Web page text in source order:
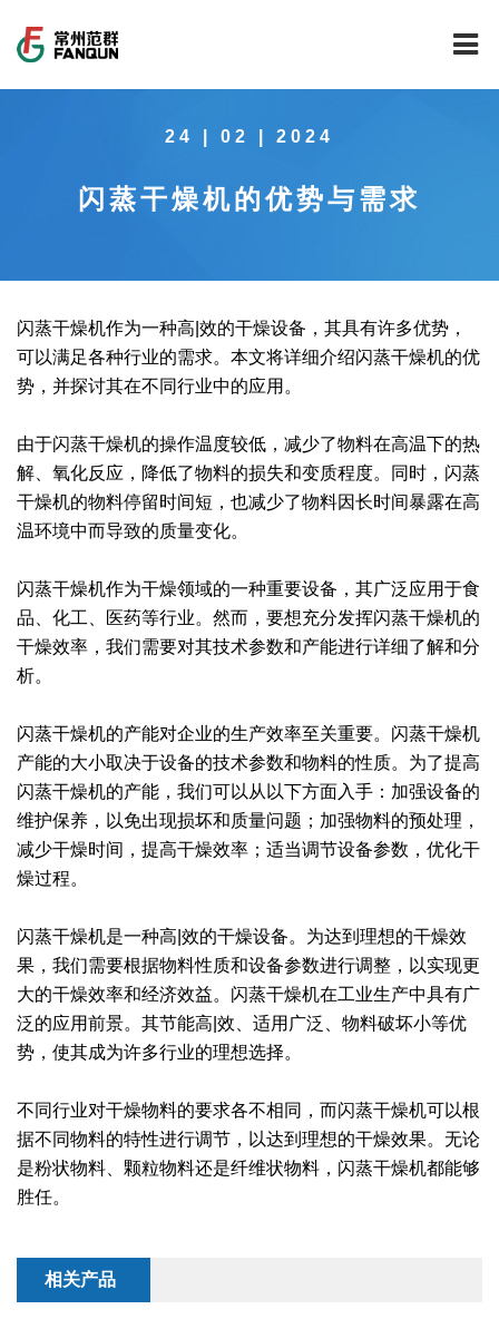
公司介绍
公司荣誉
范群文化
干燥设备
载体催化剂全自动生产线系列
回转圆筒干燥焙烧系列
喷雾干燥机系列
带式干燥焙烧系列
真空干燥系列
圆盘干燥机系列
载体干燥系列
滚筒干燥系列
沸腾干燥系列
管束干燥系列
干燥配套装置
新能源新材料行业
制药行业
环保行业
化工行业
技术中心
工程实验室
质量监督技术中心
新闻中心
行业新闻
技术专栏
常见问题
社会责任
全球契约组织成员
公共责任
节能环保
社会责任报告
社会责任
绿色发展
绿色工厂
绿色供应链
人才招聘
联系我们
联系我们
24 | 02 | 2024
闪蒸干燥机的优势与需求
闪蒸干燥机作为一种高|效的干燥设备，其具有许多优势，
可以满足各种行业的需求。本文将详细介绍闪蒸干燥机的优
势，并探讨其在不同行业中的应用。
由于闪蒸干燥机的操作温度较低，减少了物料在高温下的热
解、氧化反应，降低了物料的损失和变质程度。同时，闪蒸
干燥机的物料停留时间短，也减少了物料因长时间暴露在高
温环境中而导致的质量变化。
闪蒸干燥机作为干燥领域的一种重要设备，其广泛应用于食
品、化工、医药等行业。然而，要想充分发挥闪蒸干燥机的
干燥效率，我们需要对其技术参数和产能进行详细了解和分
析。
闪蒸干燥机的产能对企业的生产效率至关重要。闪蒸干燥机
产能的大小取决于设备的技术参数和物料的性质。为了提高
闪蒸干燥机的产能，我们可以从以下方面入手：加强设备的
维护保养，以免出现损坏和质量问题；加强物料的预处理，
减少干燥时间，提高干燥效率；适当调节设备参数，优化干
燥过程。
闪蒸干燥机是一种高|效的干燥设备。为达到理想的干燥效
果，我们需要根据物料性质和设备参数进行调整，以实现更
大的干燥效率和经济效益。闪蒸干燥机在工业生产中具有广
泛的应用前景。其节能高|效、适用广泛、物料破坏小等优
势，使其成为许多行业的理想选择。
不同行业对干燥物料的要求各不相同，而闪蒸干燥机可以根
据不同物料的特性进行调节，以达到理想的干燥效果。无论
是粉状物料、颗粒物料还是纤维状物料，闪蒸干燥机都能够
胜任。
相关产品